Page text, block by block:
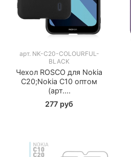
арт. NK-C20-COLOURFUL-
BLACK
Чехол ROSCO для Nokia
C20;Nokia C10 оптом
(арт....
277 руб